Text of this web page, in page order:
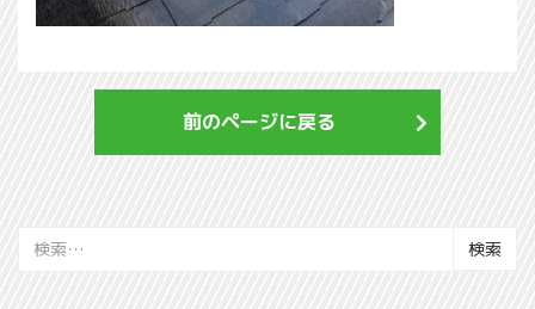
前のページに戻る
検